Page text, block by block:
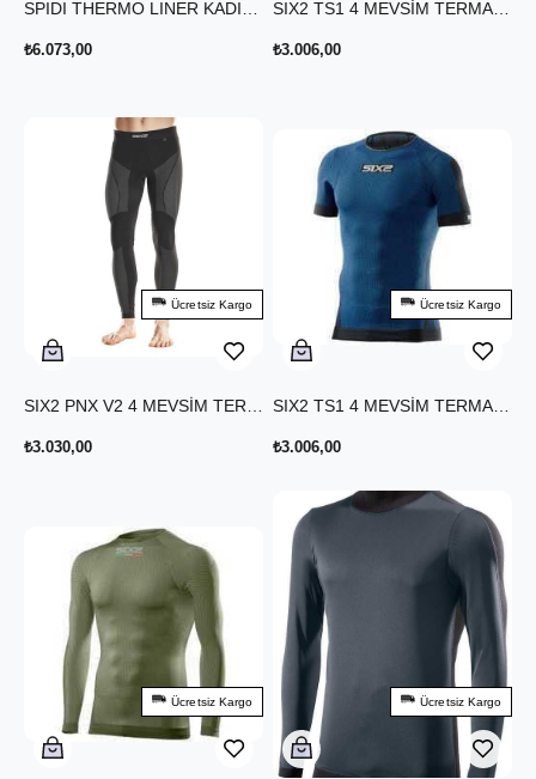
₺6.073,00 ₺3.006,00
₺3.030,00
Ücretsiz Kargo
₺3.006,00
Ücretsiz Kargo
Ücretsiz Kargo Ücretsiz Kargo